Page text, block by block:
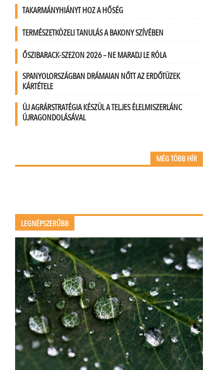
TAKARMÁNYHIÁNYT HOZ A HŐSÉG
TERMÉSZETKÖZELI TANULÁS A BAKONY SZÍVÉBEN
ŐSZIBARACK-SZEZON 2026 – NE MARADJ LE RÓLA
SPANYOLORSZÁGBAN DRÁMAIAN NŐTT AZ ERDŐTÜZEK
KÁRTÉTELE
ÚJ AGRÁRSTRATÉGIA KÉSZÜL A TELJES ÉLELMISZERLÁNC
ÚJRAGONDOLÁSÁVAL
MÉG TÖBB HÍR
LEGNÉPSZERŰBB